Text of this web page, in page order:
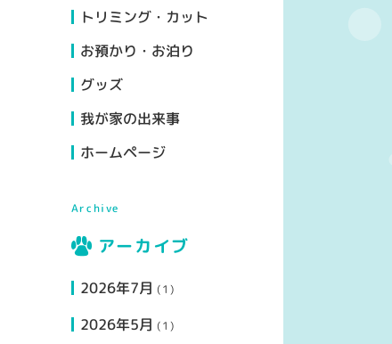
トリミング・カット
お預かり・お泊り
グッズ
我が家の出来事
ホームページ
Archive
アーカイブ
2026年7月 (1)
2026年5月 (1)